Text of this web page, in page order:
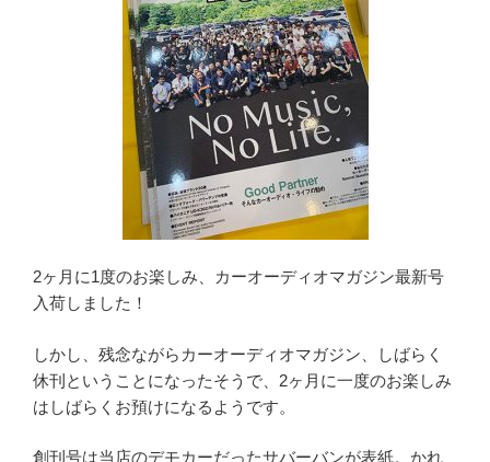
2ヶ月に1度のお楽しみ、カーオーディオマガジン最新号
入荷しました！
しかし、残念ながらカーオーディオマガジン、しばらく
休刊ということになったそうで、2ヶ月に一度のお楽しみ
はしばらくお預けになるようです。
創刊号は当店のデモカーだったサバーバンが表紙。かれ